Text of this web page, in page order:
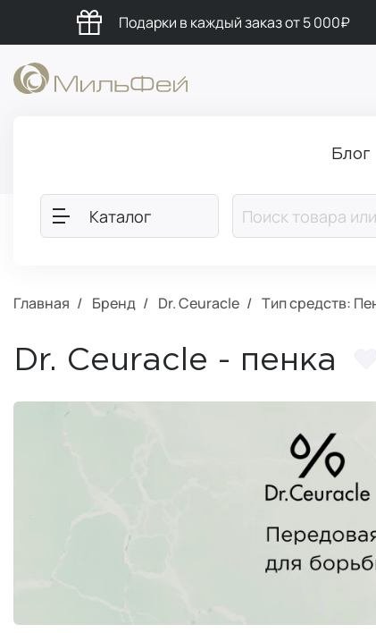
Подарки в каждый заказ от 5 000₽
Блог
Каталог
Главная Бренд Dr. Ceuracle Тип средств:
Dr. Ceuracle - пенка